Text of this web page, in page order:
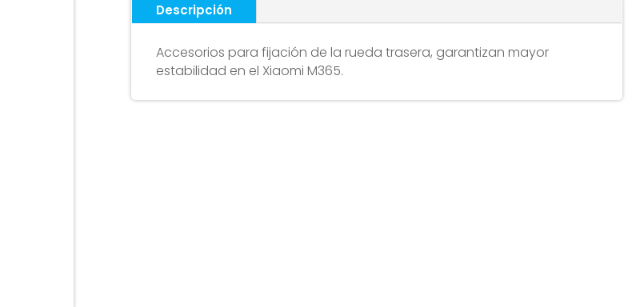
Descripción
Accesorios para fijación de la rueda trasera, garantizan mayor
estabilidad en el Xiaomi M365.